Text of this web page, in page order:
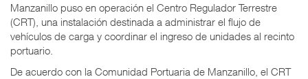
Manzanillo puso en operación el Centro Regulador Terrestre
(CRT), una instalación destinada a administrar el flujo de
vehículos de carga y coordinar el ingreso de unidades al recinto
portuario.
De acuerdo con la Comunidad Portuaria de Manzanillo, el CRT